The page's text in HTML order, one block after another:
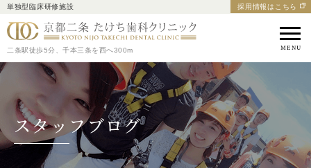
単独型臨床研修施設 採用情報はこちら
京都市中京区の歯医者
二条駅徒歩5分、千本三条を西へ300m
スタッフブログ